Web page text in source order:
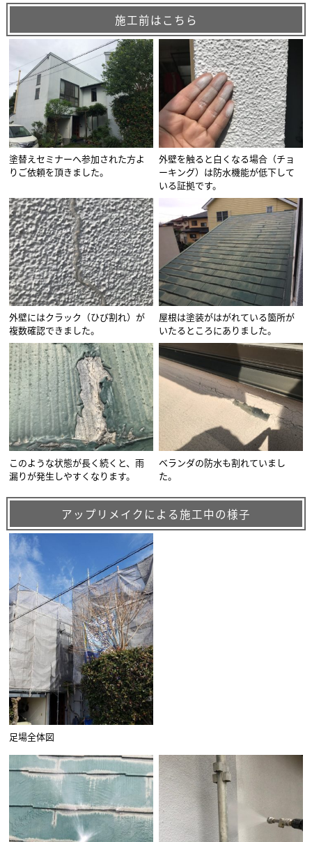
施工前はこちら
塗替えセミナーへ参加された方よ
りご依頼を頂きました。
外壁を触ると白くなる場合（チョ
ーキング）は防水機能が低下して
いる証拠です。
外壁にはクラック（ひび割れ）が
複数確認できました。
屋根は塗装がはがれている箇所が
いたるところにありました。
このような状態が長く続くと、雨
漏りが発生しやすくなります。
ベランダの防水も割れていまし
た。
アップリメイクによる施工中の様子
足場全体図